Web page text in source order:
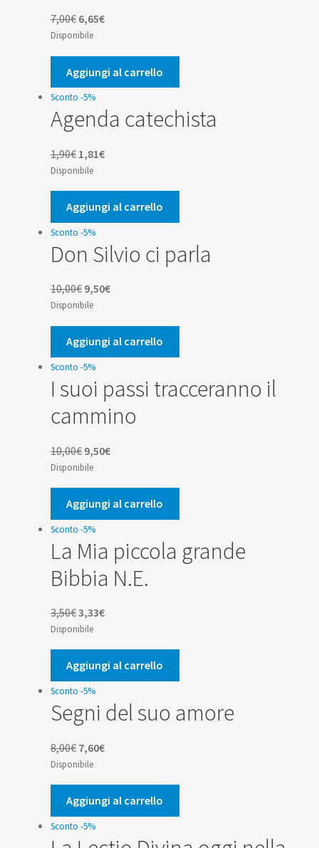
7,00€ Il
prezzo
originale
era:
7,00€.
6,65€Il
attuale
è:
6,65€.
Disponibile
Aggiungi al carrello
Sconto -5%
Agenda catechista
1,90€ Il
prezzo
originale
era:
1,90€.
1,81€Il
attuale
è:
1,81€.
Disponibile
Aggiungi al carrello
Sconto -5%
Don Silvio ci parla
10,00€ Il
prezzo
originale
era:
10,00€.
9,50€Il
attuale
è:
9,50€.
Disponibile
Aggiungi al carrello
Sconto -5%
I suoi passi tracceranno il
cammino
10,00€ Il
prezzo
originale
era:
10,00€.
9,50€Il
attuale
è:
9,50€.
Disponibile
Aggiungi al carrello
Sconto -5%
La Mia piccola grande
Bibbia N.E.
3,50€Il
prezzo
originale
era:
3,50€.
3,33€Il
attuale
è:
3,33€.
Disponibile
Aggiungi al carrello
Sconto -5%
Segni del suo amore
8,00€ Il
prezzo
originale
era:
8,00€.
7,60€Il
attuale
è:
7,60€.
Disponibile
Aggiungi al carrello
Sconto -5%